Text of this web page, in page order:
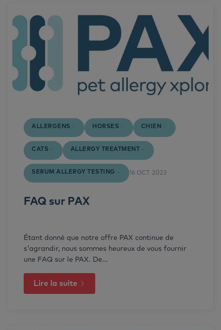
ALLERGENS HORSES CHIEN
CATS ALLERGY TREATMENT
SERUM ALLERGY TESTING 16 OCT. 2023
FAQ sur PAX
Étant donné que notre offre PAX continue de
s'agrandir, nous sommes heureux de vous fournir
une FAQ sur le PAX. De...
Lire la suite